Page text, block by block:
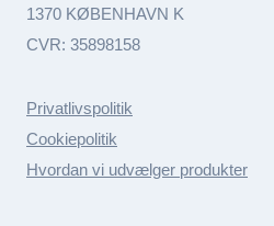
1370 KØBENHAVN K
CVR: 35898158
Privatlivspolitik
Cookiepolitik
Hvordan vi udvælger produkter